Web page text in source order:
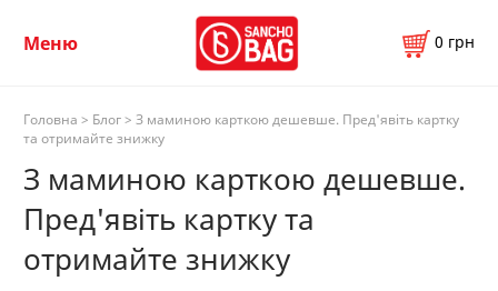
Меню 0 грн
Головна > Блог> З маминою карткою дешевше. Пред'явіть картку
та отримайте знижку
З маминою карткою дешевше.
Пред'явіть картку та
отримайте знижку